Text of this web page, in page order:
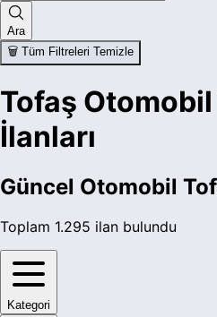
Ara
🗑️ Tüm Filtreleri Temizle
Tofaş
İlanları
Güncel Otomobil
Toplam 1.295 ilan bulundu
Kategori